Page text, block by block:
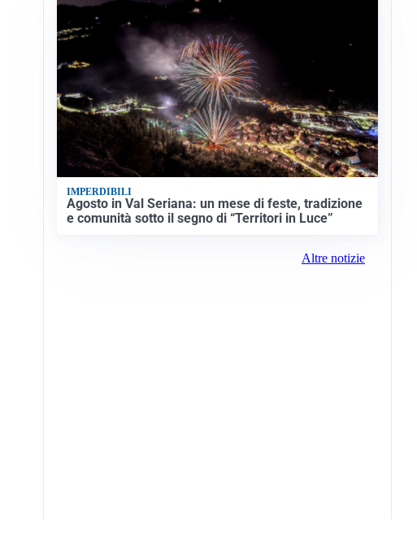
IMPERDIBILI
Agosto in Val Seriana: un mese di feste, tradizione
e comunità sotto il segno di “Territori in Luce”
Altre notizie